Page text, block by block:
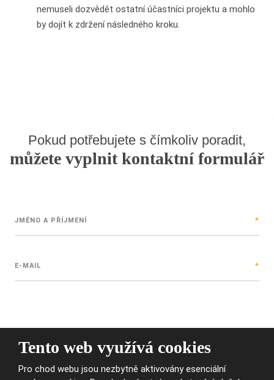
nemuseli dozvědět ostatní účastníci projektu a mohlo
by dojít k zdržení následného kroku.
Pokud potřebujete s čímkoliv poradit,
můžete vyplnit kontaktní formulář
JMÉNO A PŘÍJMENÍ *
E-MAIL *
TEXT ZPRÁVY
Tento web využívá cookies
Pro chod webu jsou nezbytně aktivovány esenciální